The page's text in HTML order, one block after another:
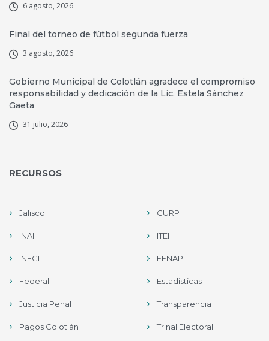
6 agosto, 2026
Final del torneo de fútbol segunda fuerza
3 agosto, 2026
Gobierno Municipal de Colotlán agradece el compromiso
responsabilidad y dedicación de la Lic. Estela Sánchez
Gaeta
31 julio, 2026
RECURSOS
Jalisco CURP
INAI ITEI
INEGI FENAPI
Federal Estadisticas
Justicia Penal Transparencia
Pagos Colotlán Trinal Electoral